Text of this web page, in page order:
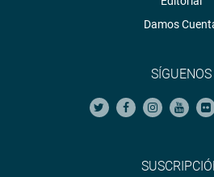
Damos
SÍGUENOS